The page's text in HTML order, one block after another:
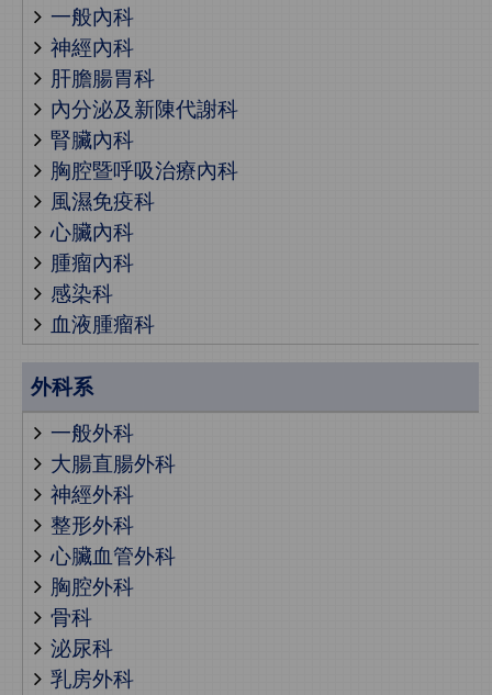
一般內科
神經內科
肝膽腸胃科
內分泌及新陳代謝科
腎臟內科
胸腔暨呼吸治療內科
風濕免疫科
心臟內科
腫瘤內科
感染科
血液腫瘤科
外科系
一般外科
大腸直腸外科
神經外科
整形外科
心臟血管外科
胸腔外科
骨科
泌尿科
乳房外科